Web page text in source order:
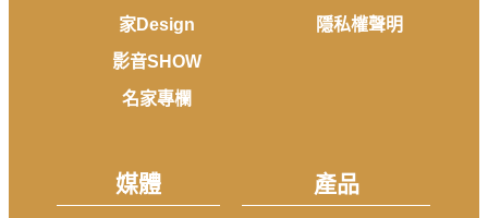
家Design
影音SHOW
名家專欄
隱私權聲明
媒體 產品